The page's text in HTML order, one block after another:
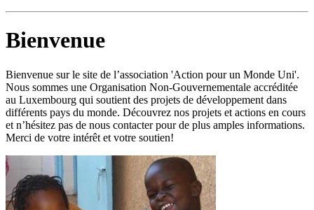
Bienvenue
Bienvenue sur le site de l’association 'Action pour un Monde Uni'.
Nous sommes une Organisation Non-Gouvernementale accréditée
au Luxembourg qui soutient des projets de développement dans
différents pays du monde. Découvrez nos projets et actions en cours
et n’hésitez pas de nous contacter pour de plus amples informations.
Merci de votre intérêt et votre soutien!